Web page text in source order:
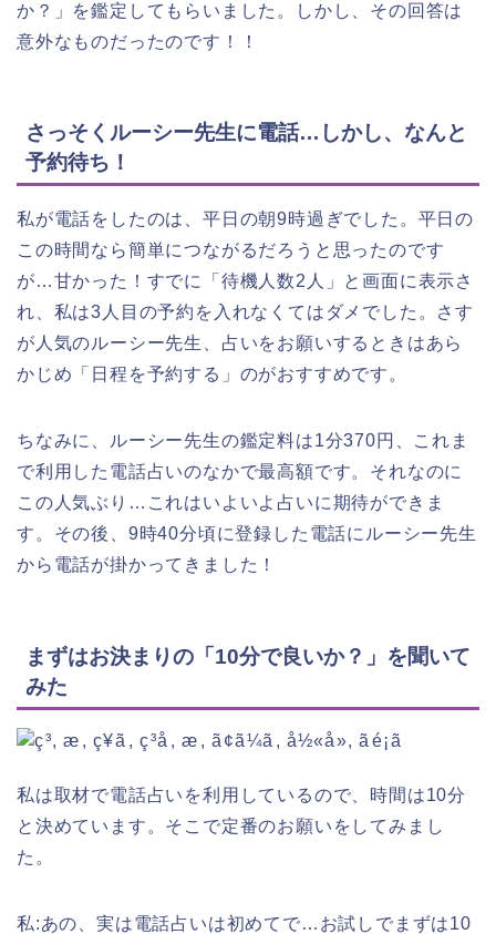
か？」を鑑定してもらいました。しかし、その回答は
意外なものだったのです！！
さっそくルーシー先生に電話…しかし、なんと
予約待ち！
私が電話をしたのは、平日の朝9時過ぎでした。平日の
この時間なら簡単につながるだろうと思ったのです
が…甘かった！すでに「待機人数2人」と画面に表示さ
れ、私は3人目の予約を入れなくてはダメでした。さす
が人気のルーシー先生、占いをお願いするときはあら
かじめ「日程を予約する」のがおすすめです。
ちなみに、ルーシー先生の鑑定料は1分370円、これま
で利用した電話占いのなかで最高額です。それなのに
この人気ぶり…これはいよいよ占いに期待ができま
す。その後、9時40分頃に登録した電話にルーシー先生
から電話が掛かってきました！
まずはお決まりの「10分で良いか？」を聞いて
みた
私は取材で電話占いを利用しているので、時間は10分
と決めています。そこで定番のお願いをしてみまし
た。
私:あの、実は電話占いは初めてで…お試しでまずは10